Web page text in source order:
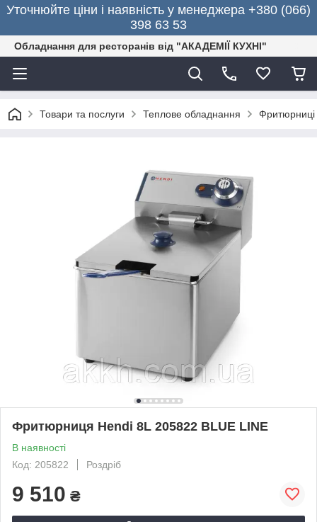
Уточнюйте ціни і наявність у менеджера +380 (066)
398 63 53
Обладнання для ресторанів від "АКАДЕМІЇ КУХНІ"
Товари та послуги Теплове обладнання Фритюрниці
Фритюрниця Hendi 8L 205822 BLUE LINE
В наявності
Код: 205822
Роздріб
9 510 ₴